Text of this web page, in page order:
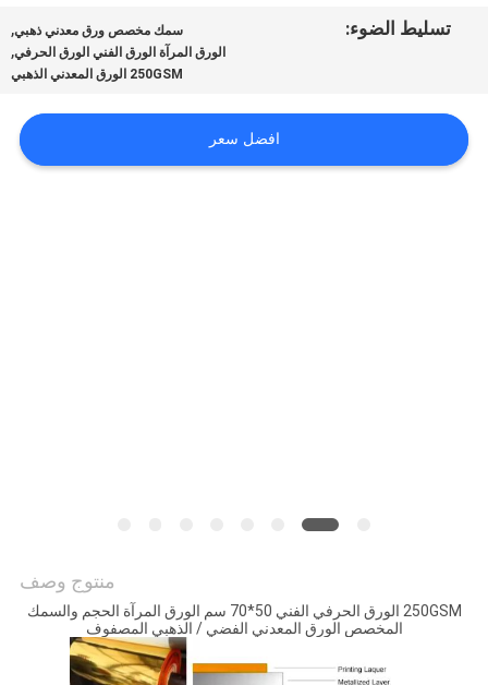
اطلب
خريطة
تسليط الضوء: سمك مخصص ورق معدني ذهبي,
الورق المرآة الورق الفني الورق الحرفي,
250GSM الورق المعدني الذهبي
افضل سعر
منتوج وصف
250GSM الورق الحرفي الفني 50*70 سم الورق المرآة الحجم والسمك
المخصص الورق المعدني الفضي / الذهبي المصفوف